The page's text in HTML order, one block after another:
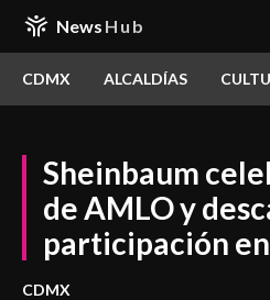
News Hub
CDMX ALCALDÍAS
Sheinbaum
de AMLO y
participación
CDMX